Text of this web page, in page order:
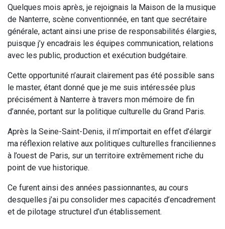
Quelques mois après, je rejoignais la Maison de la musique
de Nanterre, scène conventionnée, en tant que secrétaire
générale, actant ainsi une prise de responsabilités élargies,
puisque j’y encadrais les équipes communication, relations
avec les public, production et exécution budgétaire.
Cette opportunité n’aurait clairement pas été possible sans
le master, étant donné que je me suis intéressée plus
précisément à Nanterre à travers mon mémoire de fin
d’année, portant sur la politique culturelle du Grand Paris.
Après la Seine-Saint-Denis, il m’importait en effet d’élargir
ma réflexion relative aux politiques culturelles franciliennes
à l’ouest de Paris, sur un territoire extrêmement riche du
point de vue historique.
Ce furent ainsi des années passionnantes, au cours
desquelles j’ai pu consolider mes capacités d’encadrement
et de pilotage structurel d’un établissement.